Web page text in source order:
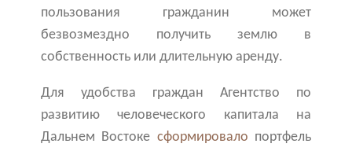
пользования гражданин может
безвозмездно получить землю в
собственность или длительную аренду.
Для удобства граждан Агентство по
развитию человеческого капитала на
Дальнем Востоке сформировало портфель